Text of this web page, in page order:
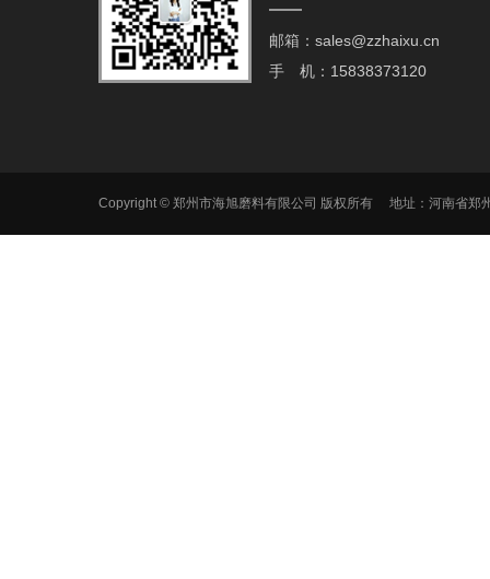
邮箱：sales@zzhaixu.cn
手 机：15838373120
Copyright © 郑州市海旭磨料有限公司 版权所有 地址：河南省